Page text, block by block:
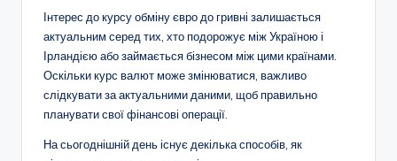
Інтерес до курсу обміну євро до гривні залишається
актуальним серед тих, хто подорожує між Україною і
Ірландією або займається бізнесом між цими країнами.
Оскільки курс валют може змінюватися, важливо
слідкувати за актуальними даними, щоб правильно
планувати свої фінансові операції.
На сьогоднішній день існує декілька способів, як